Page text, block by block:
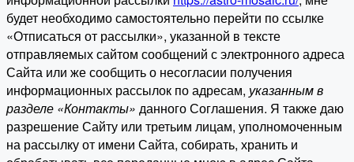
будет необходимо самостоятельно перейти по ссылке
«Отписаться от рассылки», указанной в тексте
отправляемых сайтом сообщений с электронного адреса
Сайта или же сообщить о несогласии получения
информационных рассылок по адресам, указанным в
разделе «Контакты» данного Соглашения. Я также даю
разрешение Сайту или третьим лицам, уполномоченным
на рассылку от имени Сайта, собирать, хранить и